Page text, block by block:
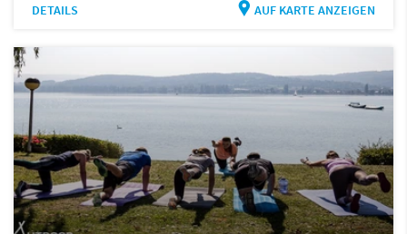
DETAILS AUF KARTE ANZEIGEN